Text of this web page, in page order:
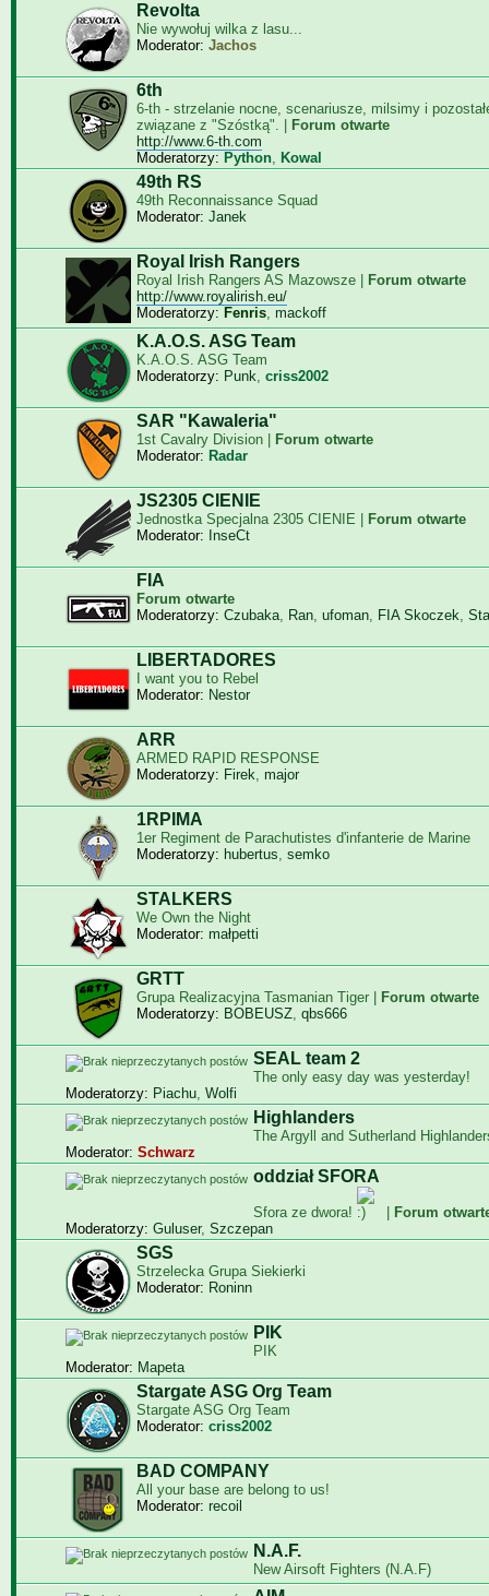
Revolta
Nie wywołuj wilka z lasu...
Moderator: Jachos
6th
6-th - strzelanie nocne, scenariusze, milsimy i
związane z "Szóstką". |
Forum otwarte
http://www.6-th.com
Moderatorzy: Python, Kowal
49th RS
49th Reconnaissance Squad
Moderator: Janek
Royal Irish Rangers
Royal Irish Rangers AS Mazowsze |
Forum otwarte
http://www.royalirish.eu/
Moderatorzy: Fenris, mackoff
K.A.O.S. ASG Team
K.A.O.S. ASG Team
Moderatorzy: Punk, criss2002
SAR "Kawaleria"
1st Cavalry Division |
Forum otwarte
Moderator: Radar
JS2305 CIENIE
Jednostka Specjalna 2305 CIENIE |
Forum otwarte
Moderator: InseCt
FIA
Forum otwarte
Moderatorzy: Czubaka, Ran, ufoman, FIA Skoczek,
LIBERTADORES
I want you to Rebel
Moderator: Nestor
ARR
ARMED RAPID RESPONSE
Moderatorzy: Firek, major
1RPIMA
1er Regiment de Parachutistes d'infanterie de Marine
Moderatorzy: hubertus, semko
STALKERS
We Own the Night
Moderator: małpetti
GRTT
Grupa Realizacyjna Tasmanian Tiger |
Forum otwarte
Moderatorzy: BOBEUSZ, qbs666
SEAL team 2
The only easy day was yesterday!
Moderatorzy: Piachu, Wolfi
Highlanders
The Argyll and Sutherland
Moderator: Schwarz
oddział SFORA
Sfora ze dwora!
Forum
Moderatorzy: Guluser, Szczepan
SGS
Strzelecka Grupa Siekierki
Moderator: Roninn
PIK
PIK
Moderator: Mapeta
Stargate ASG Org Team
Stargate ASG Org Team
Moderator: criss2002
BAD COMPANY
All your base are belong to us!
Moderator: recoil
N.A.F.
New Airsoft Fighters (N.A.F)